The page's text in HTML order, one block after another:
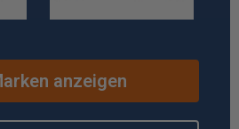
anzeigen